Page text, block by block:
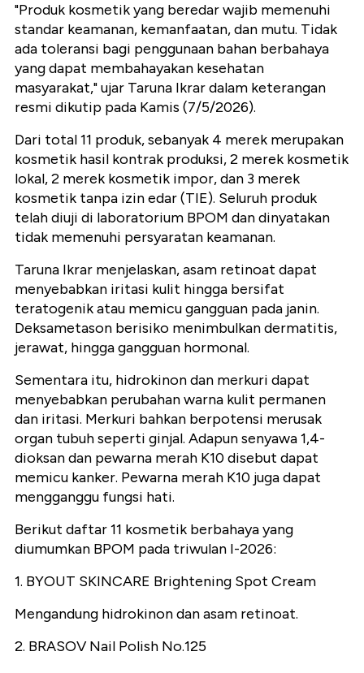
"Produk kosmetik yang beredar wajib memenuhi
standar keamanan, kemanfaatan, dan mutu. Tidak
ada toleransi bagi penggunaan bahan berbahaya
yang dapat membahayakan kesehatan
masyarakat," ujar Taruna Ikrar dalam keterangan
resmi dikutip pada Kamis (7/5/2026).
Dari total 11 produk, sebanyak 4 merek merupakan
kosmetik hasil kontrak produksi, 2 merek kosmetik
lokal, 2 merek kosmetik impor, dan 3 merek
kosmetik tanpa izin edar (TIE). Seluruh produk
telah diuji di laboratorium BPOM dan dinyatakan
tidak memenuhi persyaratan keamanan.
Taruna Ikrar menjelaskan, asam retinoat dapat
menyebabkan iritasi kulit hingga bersifat
teratogenik atau memicu gangguan pada janin.
Deksametason berisiko menimbulkan dermatitis,
jerawat, hingga gangguan hormonal.
Sementara itu, hidrokinon dan merkuri dapat
menyebabkan perubahan warna kulit permanen
dan iritasi. Merkuri bahkan berpotensi merusak
organ tubuh seperti ginjal. Adapun senyawa 1,4-
dioksan dan pewarna merah K10 disebut dapat
memicu kanker. Pewarna merah K10 juga dapat
mengganggu fungsi hati.
Berikut daftar 11 kosmetik berbahaya yang
diumumkan BPOM pada triwulan I-2026:
1. BYOUT SKINCARE Brightening Spot Cream
Mengandung hidrokinon dan asam retinoat.
2. BRASOV Nail Polish No.125